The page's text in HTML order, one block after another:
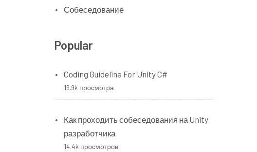
Собеседование
Popular
Coding Guideline For Unity C#
19.9k просмотра
Как проходить собеседования на Unity
разработчика
14.4k просмотров